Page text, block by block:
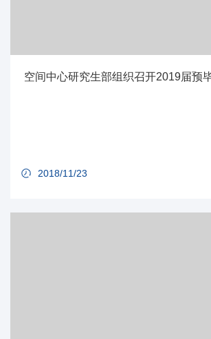
空间中心研究生部组织召开2019届预
2018/11/23